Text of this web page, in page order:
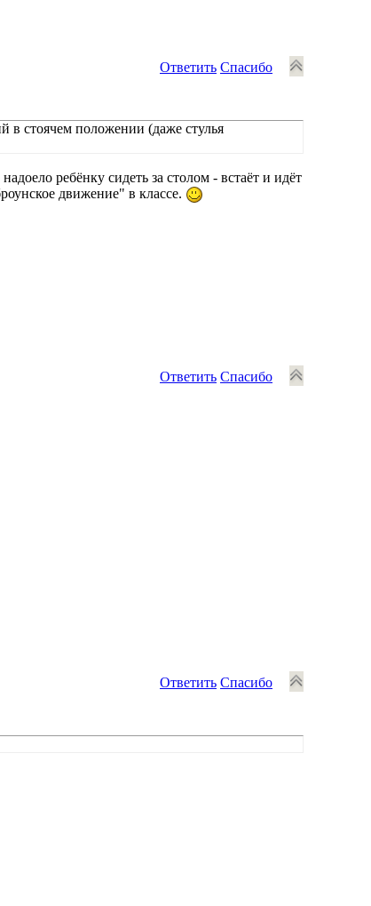
Ответить Спасибо
в стоячем положении (даже стулья
ребёнку сидеть за столом - встаёт и идёт
движение" в классе.
Ответить Спасибо
Ответить Спасибо